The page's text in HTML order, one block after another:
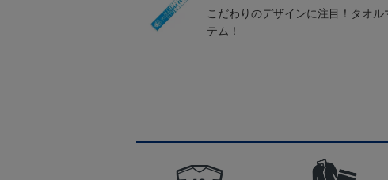
こだわりのデザインに注目！タオ
テム！